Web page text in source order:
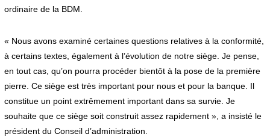
ordinaire de la BDM.
« Nous avons examiné certaines questions relatives à la conformité,
à certains textes, également à l’évolution de notre siège. Je pense,
en tout cas, qu’on pourra procéder bientôt à la pose de la première
pierre. Ce siège est très important pour nous et pour la banque. Il
constitue un point extrêmement important dans sa survie. Je
souhaite que ce siège soit construit assez rapidement », a insisté le
président du Conseil d’administration.